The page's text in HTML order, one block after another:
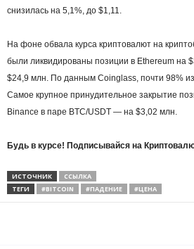
снизилась на 5,1%, до $1,11.
На фоне обвала курса криптовалют на
были ликвидированы позиции в Ethereum на
$24,9 млн. По данным Coinglass, почти 98%
Самое крупное принудительное закрытие
Binance в паре BTC/USDT — на $3,02 млн.
Будь в курсе! Подписывайся на
ИСТОЧНИК
ССЫЛКА
ТЕГИ
#BITCOIN #ПАДЕНИЕ #ЦЕНА